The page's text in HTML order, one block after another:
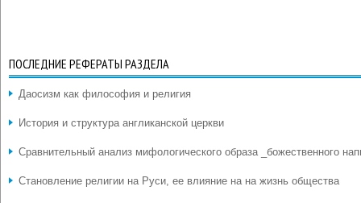
ПОСЛЕДНИЕ РЕФЕРАТЫ РАЗДЕЛА
Даосизм как философия и религия
История и структура англиканской церкви
Сравнительный анализ мифологического образа _божественного
Становление религии на Руси, ее влияние на на жизнь общества